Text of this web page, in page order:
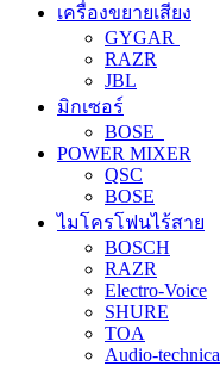
เครื่องขยายเสียง
GYGAR
RAZR
JBL
มิกเซอร์
BOSE
POWER MIXER
QSC
BOSE
ไมโครโฟนไร้สาย
BOSCH
RAZR
Electro-Voice
SHURE
TOA
Audio-technica